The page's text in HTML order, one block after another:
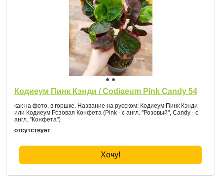
Кодиеум Пинк Кэнди / Codiaeum Pink Candy 54
как на фото, в горшке. Название на русском: Кодиеум Пинк Кэнди
или Кодиеум Розовая Конфета (Pink - с англ. "Розовый", Candy - с
англ. "Конфета")
отсутствует
Хочу!